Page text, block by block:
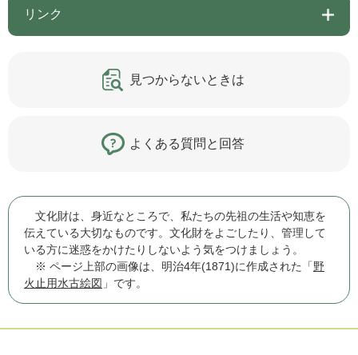
リンク
見つからないときは
よくある質問と回答
文化財は、身近なところで、私たちの先祖の生活や知恵を
伝えている大切なものです。文化財をよごしたり、管理して
いる方に迷惑をかけたりしないよう気をつけましょう。
※ ページ上部の画像は、明治4年(1871)に作成された「野
火止用水古絵図 」です。